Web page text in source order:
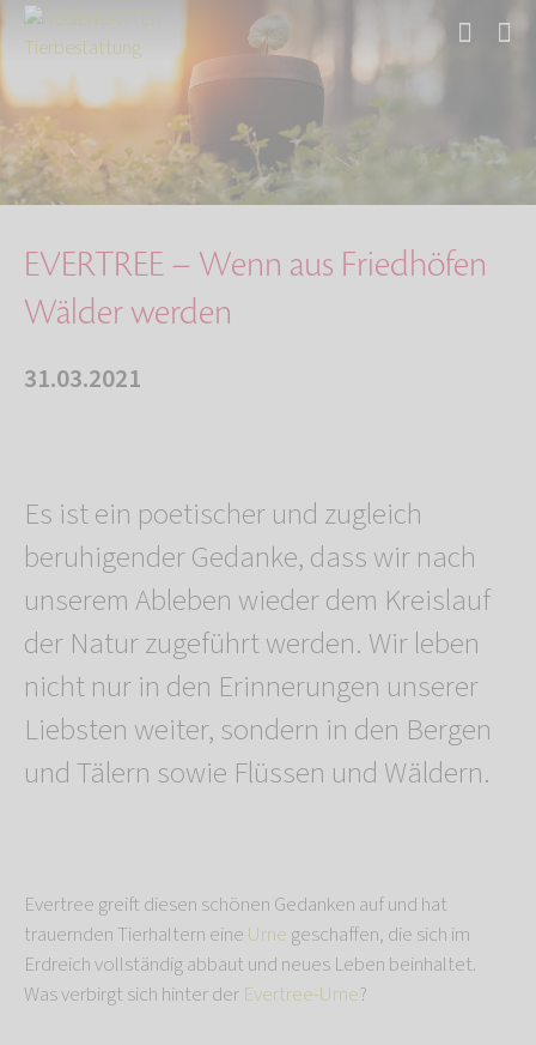
Über uns
Aktuelles
EVERTREE – Wenn aus Friedhöfen Wälder werden
EVERTREE – Wenn aus Friedhöfen
Wälder werden
31.03.2021
Es ist ein poetischer und zugleich
beruhigender Gedanke, dass wir nach
unserem Ableben wieder dem Kreislauf
der Natur zugeführt werden. Wir leben
nicht nur in den Erinnerungen unserer
Liebsten weiter, sondern in den Bergen
und Tälern sowie Flüssen und Wäldern.
Evertree greift diesen schönen Gedanken auf und hat
trauernden Tierhaltern eine Urne geschaffen, die sich im
Erdreich vollständig abbaut und neues Leben beinhaltet.
Was verbirgt sich hinter der Evertree-Urne?